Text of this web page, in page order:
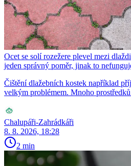
Ocet se solí rozežere plevel mezi
jeden správný poměr, jinak to
Čištění dlažebních kostek například
velkým problémem. Mnoho
Chalupáři-Zahrádkáři
8. 8. 2026, 18:28
2 min